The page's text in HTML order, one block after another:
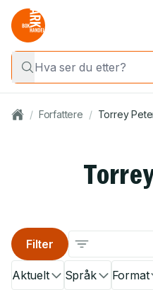
/ Forfattere / Torrey
Aktuelt Språk Format
Filter